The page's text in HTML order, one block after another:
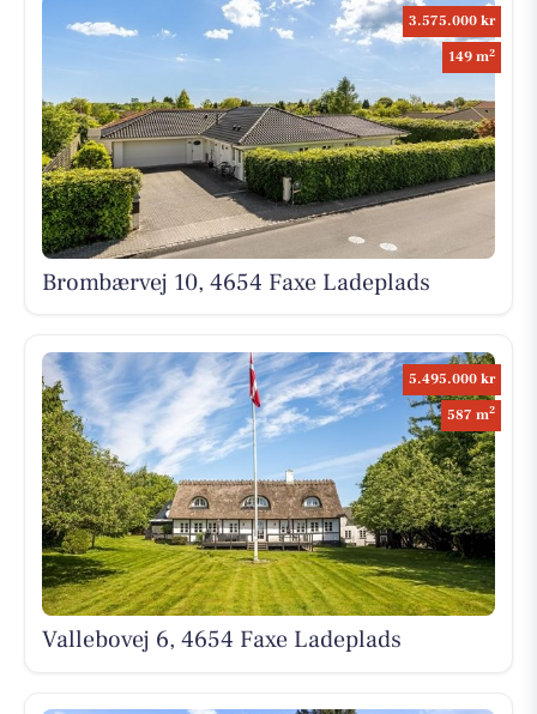
3.575.000 kr
149 m2
Brombærvej 10, 4654 Faxe Ladeplads
5.495.000 kr
587 m2
Vallebovej 6, 4654 Faxe Ladeplads